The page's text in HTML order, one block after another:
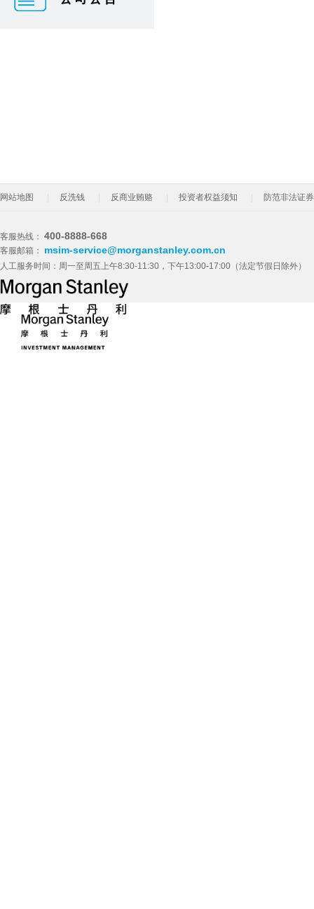
网站地图 反洗钱 反商业贿赂 投资者权益须知 防范非法证
客服热线： 400-8888-668
客服邮箱： msim-service@morganstanley.com.cn
人工服务时间：周一至周五上午8:30-11:30，下午13:00-17:00（法定节假日除外）